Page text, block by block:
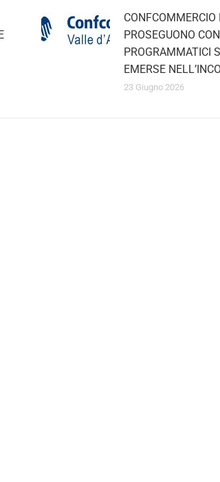
CONFCOMMERCIO
PROSEGUONO
PROGRAMMATICI
EMERSE
23 Giugno 2026